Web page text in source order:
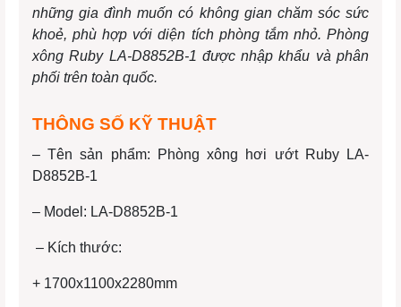
những gia đình muốn có không gian chăm sóc sức
khoẻ, phù hợp với diện tích phòng tắm nhỏ. Phòng
xông Ruby LA-D8852B-1 được nhập khẩu và phân
phối trên toàn quốc.
THÔNG SỐ KỸ THUẬT
– Tên sản phẩm: Phòng xông hơi ướt Ruby LA-
D8852B-1
– Model: LA-D8852B-1
– Kích thước:
+ 1700x1100x2280mm